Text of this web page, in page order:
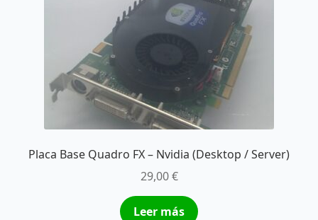
Placa Base Quadro FX – Nvidia (Desktop / Server)
29,00€
Leer más